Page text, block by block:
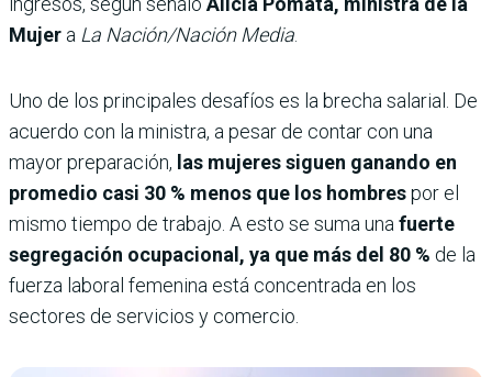
Mujer a La Nación/Nación Media.
Uno de los principales desafíos es la brecha salarial. De
acuerdo con la ministra, a pesar de contar con una
mayor preparación, las mujeres siguen ganando en
promedio casi 30 % menos que los hombrespor el
mismo tiempo de trabajo. A esto se suma unafuerte
segregación ocupacional, ya que más del 80 % de la
fuerza laboral femenina está concentrada en los
sectores de servicios y comercio.